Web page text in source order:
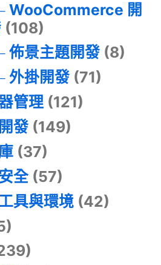
WooCommerce 開
(108)
佈景主題開發(8)
外掛開發(71)
管理(121)
發(149)
(37)
全(57)
具與環境(42)